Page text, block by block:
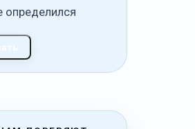
определился